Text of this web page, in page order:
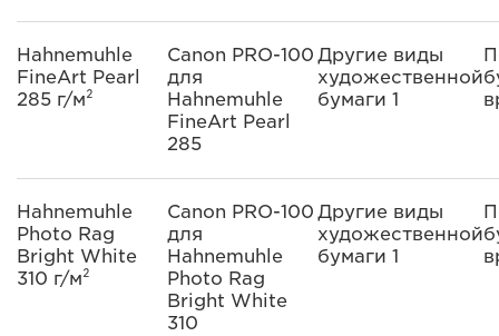
Hahnemuhle
FineArt Pearl
285 г/м²
Canon PRO-100
для
Hahnemuhle
FineArt Pearl
285
Другие виды
художественной
бумаги 1
Hahnemuhle
Photo Rag
Bright White
310 г/м²
Canon PRO-100
для
Hahnemuhle
Photo Rag
Bright White
310
Другие виды
художественной
бумаги 1